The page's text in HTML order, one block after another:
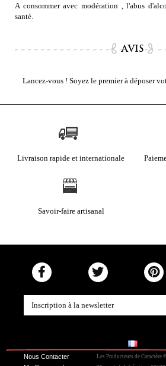
A consommer avec modération , l'abus
santé.
AVIS
Lancez-vous ! Soyez le premier à déposer
Livraison rapide et internationale
Savoir-faire artisanal
Nous Contacter
Les Producteurs de Caractère